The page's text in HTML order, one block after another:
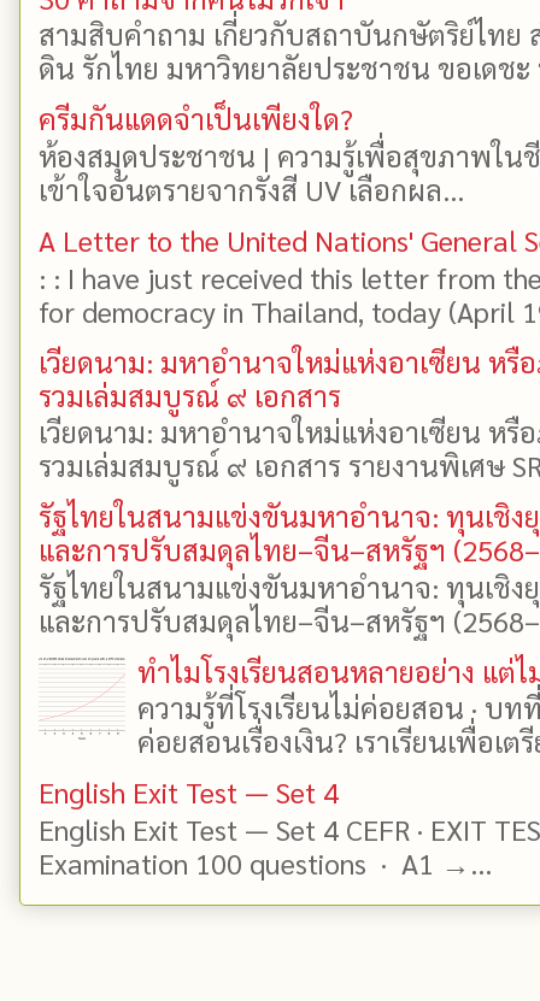
สามสิบคำถาม เกี่ยวกับสถาบันกษัตริย์ไทย
ดิน รักไทย มหาวิทยาลัยประชาชน ขอเดช
ครีมกันแดดจำเป็นเพียงใด?
ห้องสมุดประชาชน | ความรู้เพื่อสุขภาพใน
เข้าใจอันตรายจากรังสี UV เลือกผล...
A Letter to the United Nations' General
: : I have just received this letter from
for democracy in Thailand, today (April
เวียดนาม: มหาอำนาจใหม่แห่งอาเซียน ห
รวมเล่มสมบูรณ์ ๙ เอกสาร
เวียดนาม: มหาอำนาจใหม่แห่งอาเซียน ห
รวมเล่มสมบูรณ์ ๙ เอกสาร รายงานพิเศษ
รัฐไทยในสนามแข่งขันมหาอำนาจ: ทุนเชิง
และการปรับสมดุลไทย–จีน–สหรัฐฯ
รัฐไทยในสนามแข่งขันมหาอำนาจ: ทุนเชิง
และการปรับสมดุลไทย–จีน–สหรัฐฯ
ทำไมโรงเรียนสอนหลายอย่าง แต่ไ
ความรู้ที่โรงเรียนไม่ค่อยสอน · บ
ค่อยสอนเรื่องเงิน? เราเรียนเพื่อเต
English Exit Test — Set 4
English Exit Test — Set 4 CEFR · EXIT
Examination 100 questions · A1 →...